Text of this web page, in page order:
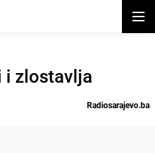
i zlostavlja
Radiosarajevo.ba